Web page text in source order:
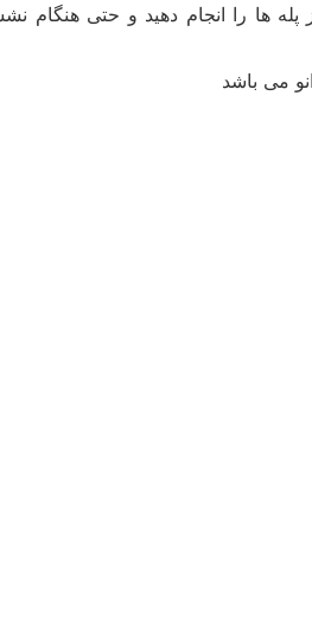
ها را انجام دهید و حتی هنگام
می باشد